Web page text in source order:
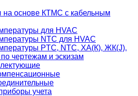
на основе КТМС с кабельным
для HVAC
NTC для HVAC
PTС, NTC, ХА(К), ЖК(J),
чертежам и эскизам
учета